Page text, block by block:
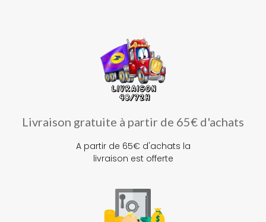
Livraison gratuite à partir de 65€ d'achats
A partir de 65€ d'achats la
livraison est offerte